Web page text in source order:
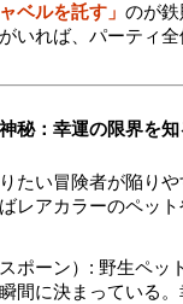
ベルを託す」 のが
いれば、パーティ
秘：幸運の限界を知
たい冒険者が陥り
レアカラーのペッ
ポーン）: 野生ペッ
間に決まっている